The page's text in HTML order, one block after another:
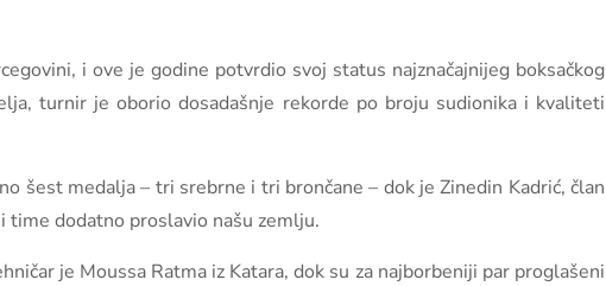
i ove je godine potvrdio svoj status najznačajnijeg boksačkog
turnir je oborio dosadašnje rekorde po broju sudionika i kvaliteti
šest medalja – tri srebrne i tri brončane – dok je Zinedin Kadrić, član
time dodatno proslavio našu zemlju.
je Moussa Ratma iz Katara, dok su za najborbeniji par proglašeni